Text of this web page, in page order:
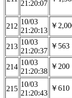
21:20:07
212
10/03
21:20:13
￥
213
10/03
21:20:37
￥563
214
10/03
21:20:38
￥200
215
10/03
21:20:43
￥610